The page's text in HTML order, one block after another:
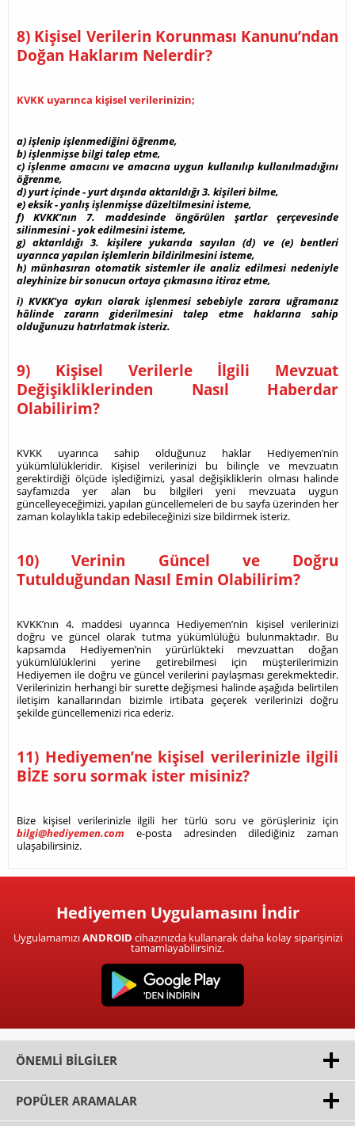
8) Kişisel Verilerin Korunması Kanunu’ndan
Doğan Haklarım Nelerdir?
KVKK uyarınca kişisel verilerinizin;
a) işlenip işlenmediğini öğrenme,
b) işlenmişse bilgi talep etme,
c) işlenme amacını ve amacına uygun kullanılıp kullanılmadığını
öğrenme,
d) yurt içinde - yurt dışında aktarıldığı 3. kişileri bilme,
e) eksik - yanlış işlenmişse düzeltilmesini isteme,
f) KVKK’nın 7. maddesinde öngörülen şartlar çerçevesinde
silinmesini - yok edilmesini isteme,
g) aktarıldığı 3. kişilere yukarıda sayılan (d) ve (e) bentleri
uyarınca yapılan işlemlerin bildirilmesini isteme,
h) münhasıran otomatik sistemler ile analiz edilmesi nedeniyle
aleyhinize bir sonucun ortaya çıkmasına itiraz etme,
i) KVKK’ya aykırı olarak işlenmesi sebebiyle zarara uğramanız
hâlinde zararın giderilmesini talep etme haklarına sahip
olduğunuzu hatırlatmak isteriz.
9) Kişisel Verilerle İlgili Mevzuat
Değişikliklerinden Nasıl Haberdar
Olabilirim?
KVKK uyarınca sahip olduğunuz haklar Hediyemen’nin
yükümlülükleridir. Kişisel verilerinizi bu bilinçle ve mevzuatın
gerektirdiği ölçüde işlediğimizi, yasal değişikliklerin olması halinde
sayfamızda yer alan bu bilgileri yeni mevzuata uygun
güncelleyeceğimizi, yapılan güncellemeleri de bu sayfa üzerinden her
zaman kolaylıkla takip edebileceğinizi size bildirmek isteriz.
10) Verinin Güncel ve Doğru
Tutulduğundan Nasıl Emin Olabilirim?
KVKK’nın 4. maddesi uyarınca Hediyemen’nin kişisel verilerinizi
doğru ve güncel olarak tutma yükümlülüğü bulunmaktadır. Bu
kapsamda Hediyemen’nin yürürlükteki mevzuattan doğan
yükümlülüklerini yerine getirebilmesi için müşterilerimizin
Hediyemen ile doğru ve güncel verilerini paylaşması gerekmektedir.
Verilerinizin herhangi bir surette değişmesi halinde aşağıda belirtilen
iletişim kanallarından bizimle irtibata geçerek verilerinizi doğru
şekilde güncellemenizi rica ederiz.
11) Hediyemen’ne kişisel verilerinizle ilgili
BİZE soru sormak ister misiniz?
Bize kişisel verilerinizle ilgili her türlü soru ve görüşleriniz için
bilgi@hediyemen.com e-posta adresinden dilediğiniz zaman
ulaşabilirsiniz.
Hediyemen Uygulamasını İndir
UygulamamızıANDROID cihazınızda kullanarak daha kolay siparişinizi
tamamlayabilirsiniz.
ÖNEMLI BILGILER
POPÜLER ARAMALAR